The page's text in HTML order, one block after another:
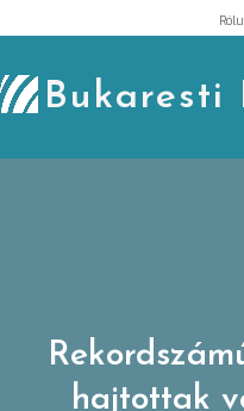
to
content
Bukaresti
hajtottak